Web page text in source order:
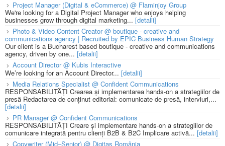
Project Manager (Digital & eCommerce) @ Flaminjoy Group
We're looking for a Digital Project Manager who enjoys helping
businesses grow through digital marketing... [detalii]
Photo & Video Content Creator @ boutique - creative and
communications agency | Recruited by EPIC Business Human Strategy
Our client is a Bucharest based boutique - creative and communications
agency, driven by one... [detalii]
Account Director @ Kubis Interactive
We’re looking for an Account Director... [detalii]
Media Relations Specialist @ Confident Communications
RESPONSABILITĂȚI Crearea și implementarea hands-on a strategiilor de
presă Redactarea de conținut editorial: comunicate de presă, interviuri,...
[detalii]
PR Manager @ Confident Communications
RESPONSABILITĂȚI Creare și implementare hands-on a strategiilor de
comunicare integrată pentru clienți B2B & B2C Implicare activă... [detalii]
Copywriter (Mid–Senior) @ Digitas România